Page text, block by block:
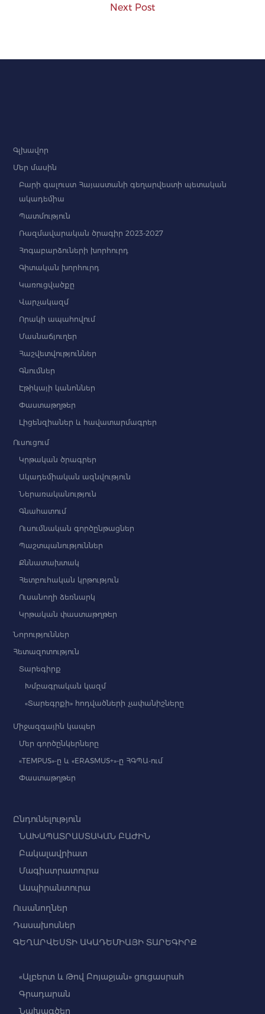
Next Post
Գլխավոր
Մեր մասին
Բարի գալուստ Հայաստանի գեղարվեստի պետական
ակադեմիա
Պատմություն
Ռազմավարական ծրագիր 2023-2027
Հոգաբարձուների խորհուրդ
Գիտական խորհուրդ
Կառուցվածքը
Վարչակազմ
Որակի ապահովում
Մասնաճյուղեր
Հաշվետվություններ
Գնումներ
Էթիկայի կանոններ
Փաստաթղթեր
Լիցենզիաներ և հավատարմագրեր
Ուսուցում
Կրթական ծրագրեր
Ակադեմիական ազնվություն
Ներառականություն
Գնահատում
Ուսումնական գործընթացներ
Պաշտպանություններ
Քննատախտակ
Հետբուհական կրթություն
Ուսանողի ձեռնարկ
Կրթական փաստաթղթեր
Նորություններ
Հետազոտություն
Տարեգիրք
Խմբագրական կազմ
«Տարեգրքի» հոդվածների չափանիշները
Միջազգային կապեր
Մեր գործընկերները
«TEMPUS»-ը և «ERASMUS+»-ը ՀԳՊԱ-ում
Փաստաթղթեր
Ընդունելություն
ՆԱԽԱՊԱՏՐԱՍՏԱԿԱՆ ԲԱԺԻՆ
Բակալավրիատ
Մագիստրատուրա
Ասպիրանտուրա
Ուսանողներ
Դասախոսներ
ԳԵՂԱՐՎԵՍՏԻ ԱԿԱԴԵՄԻԱՅԻ ՏԱՐԵԳԻՐՔ
«Ալբերտ և Թով Բոյաջյան» ցուցասրահ
Գրադարան
Նախագծեր